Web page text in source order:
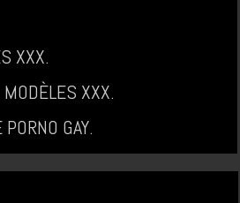
XXX.
MODÈLES XXX.
GAY.